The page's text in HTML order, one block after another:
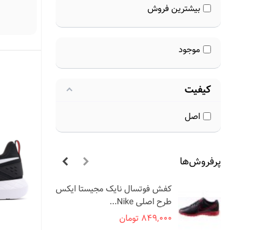
بیشترین فروش
موجود
کیفیت
اصل
پرفروش‌ها
کفش فوتسال نایک مجیستا ایکس
طرح اصلی Nike...
849,000 تومان